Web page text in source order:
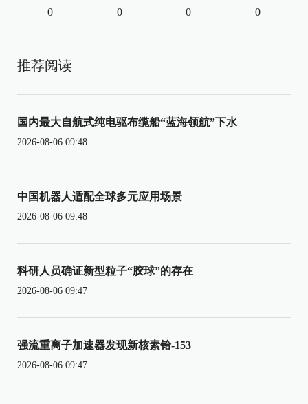
0 0 0 0
推荐阅读
国内最大自航式纯电驱布缆船“蓝海领航”下水
2026-08-06 09:48
中国机器人适配全球多元应用场景
2026-08-06 09:48
科研人员确证新型粒子“胶球”的存在
2026-08-06 09:47
强流重离子加速器发现新核素铪-153
2026-08-06 09:47